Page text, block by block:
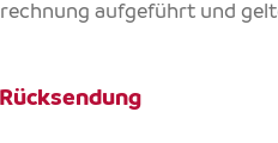
aufgeführt und